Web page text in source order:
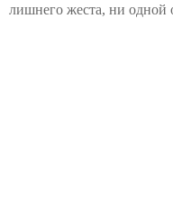
лишнего жеста, ни одной